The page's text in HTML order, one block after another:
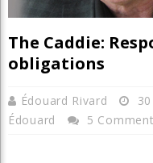
The Caddie:
obligations
Édouard Rivard
Édouard
5